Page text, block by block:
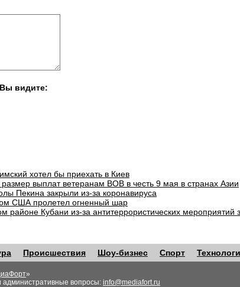
видите:
хотел бы приехать в Киев
размер выплат ветеранам ВОВ в честь 9 мая в странах Азии
Пекина закрыли из-за коронавируса
США пролетел огненный шар
районе Кубани из-за антитеррористических мероприятий
Происшествия Шоу-бизнес Спорт
»
вопросы: info@mediafort.ru